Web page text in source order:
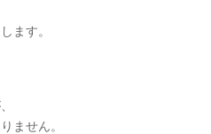
ます。
ません。